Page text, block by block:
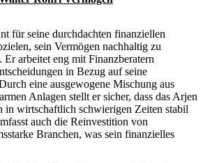
für seine durchdachten finanziellen
sein Vermögen nachhaltig zu
Er arbeitet eng mit Finanzberatern
in Bezug auf seine
eine ausgewogene Mischung aus
Anlagen stellt er sicher, dass das Arjen
in wirtschaftlich schwierigen Zeiten stabil
auch die Reinvestition von
Branchen, was sein finanzielles